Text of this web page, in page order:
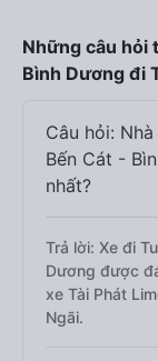
Những câu hỏi
Bình Dương đi
Câu hỏi:
Bến Cát -
nhất?
Trả lời: Xe đi
Dương được
xe Tài Phát
Ngãi.